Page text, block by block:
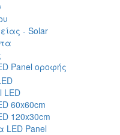
- Solar
Panel οροφής
LED
60x60cm
120x30cm
LED Panel